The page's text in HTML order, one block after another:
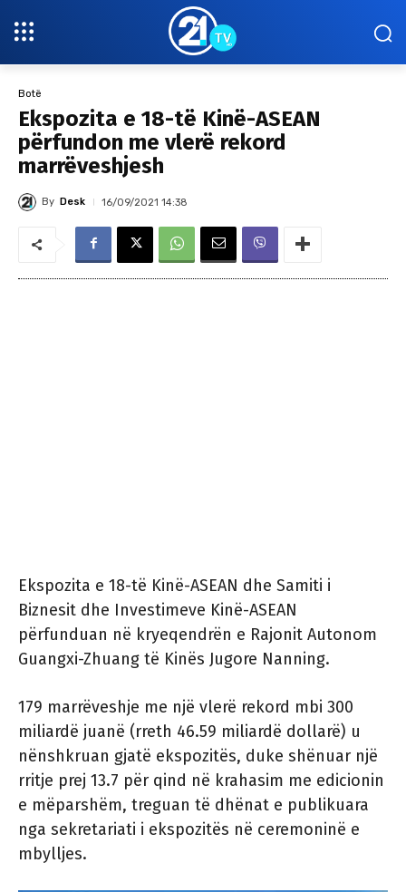
Botë
Ekspozita e 18-të Kinë-ASEAN
përfundon me vlerë rekord
marrëveshjesh
By Desk 16/09/2021 14:38
Ekspozita e 18-të Kinë-ASEAN dhe Samiti i
Biznesit dhe Investimeve Kinë-ASEAN
përfunduan në kryeqendrën e Rajonit Autonom
Guangxi-Zhuang të Kinës Jugore Nanning.
179 marrëveshje me një vlerë rekord mbi 300
miliardë juanë (rreth 46.59 miliardë dollarë) u
nënshkruan gjatë ekspozitës, duke shënuar një
rritje prej 13.7 për qind në krahasim me edicionin
e mëparshëm, treguan të dhënat e publikuara
nga sekretariati i ekspozitës në ceremoninë e
mbylljes.